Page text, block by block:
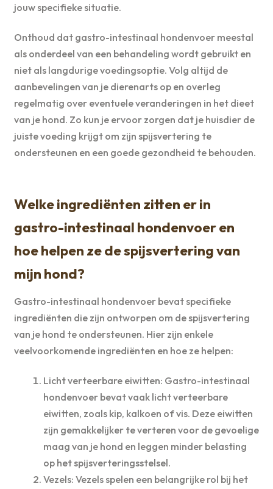
jouw specifieke situatie.
Onthoud dat gastro-intestinaal hondenvoer meestal
als onderdeel van een behandeling wordt gebruikt en
niet als langdurige voedingsoptie. Volg altijd de
aanbevelingen van je dierenarts op en overleg
regelmatig over eventuele veranderingen in het dieet
van je hond. Zo kun je ervoor zorgen dat je huisdier de
juiste voeding krijgt om zijn spijsvertering te
ondersteunen en een goede gezondheid te behouden.
Welke ingrediënten zitten er in
gastro-intestinaal hondenvoer en
hoe helpen ze de spijsvertering van
mijn hond?
Gastro-intestinaal hondenvoer bevat specifieke
ingrediënten die zijn ontworpen om de spijsvertering
van je hond te ondersteunen. Hier zijn enkele
veelvoorkomende ingrediënten en hoe ze helpen:
Licht verteerbare eiwitten: Gastro-intestinaal
hondenvoer bevat vaak licht verteerbare
eiwitten, zoals kip, kalkoen of vis. Deze eiwitten
zijn gemakkelijker te verteren voor de gevoelige
maag van je hond en leggen minder belasting
op het spijsverteringsstelsel.
Vezels: Vezels spelen een belangrijke rol bij het